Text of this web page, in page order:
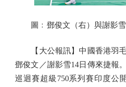
圖﹕鄧俊文（右）與謝影雪
【大公報訊】中國香港羽毛
鄧俊文／謝影雪14日傳來捷報
巡迴賽超級750系列賽印度公